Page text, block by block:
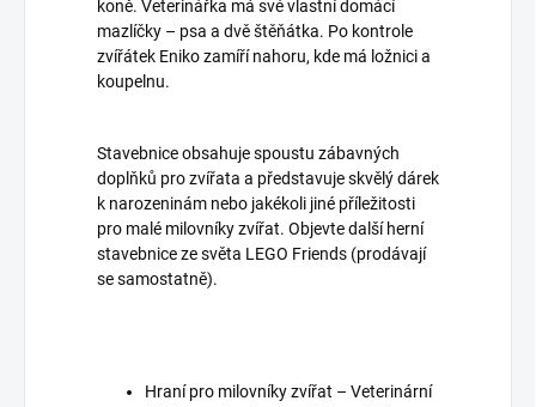
koně. Veterinářka má své vlastní domácí
mazlíčky – psa a dvě štěňátka. Po kontrole
zvířátek Eniko zamíří nahoru, kde má ložnici a
koupelnu.
Stavebnice obsahuje spoustu zábavných
doplňků pro zvířata a představuje skvělý dárek
k narozeninám nebo jakékoli jiné příležitosti
pro malé milovníky zvířat. Objevte další herní
stavebnice ze světa LEGO Friends (prodávají
se samostatně).
Hraní pro milovníky zvířat – Veterinární